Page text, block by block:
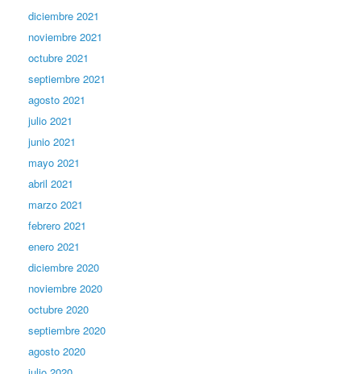
diciembre 2021
noviembre 2021
octubre 2021
septiembre 2021
agosto 2021
julio 2021
junio 2021
mayo 2021
abril 2021
marzo 2021
febrero 2021
enero 2021
diciembre 2020
noviembre 2020
octubre 2020
septiembre 2020
agosto 2020